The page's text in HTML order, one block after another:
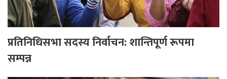
प्रतिनिधिसभा सदस्य निर्वाचन: शान्तिपूर्ण रूपमा
सम्पन्न